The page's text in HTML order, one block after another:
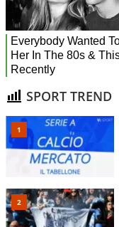
SPORT TREND